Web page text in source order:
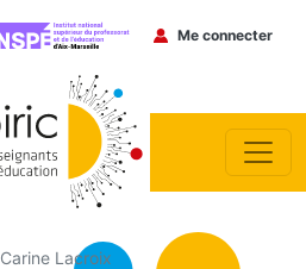
Menu du
Me connecter
Carine Lacroix